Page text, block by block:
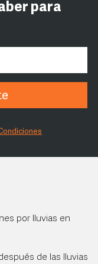
para
por lluvias en
de las lluvias